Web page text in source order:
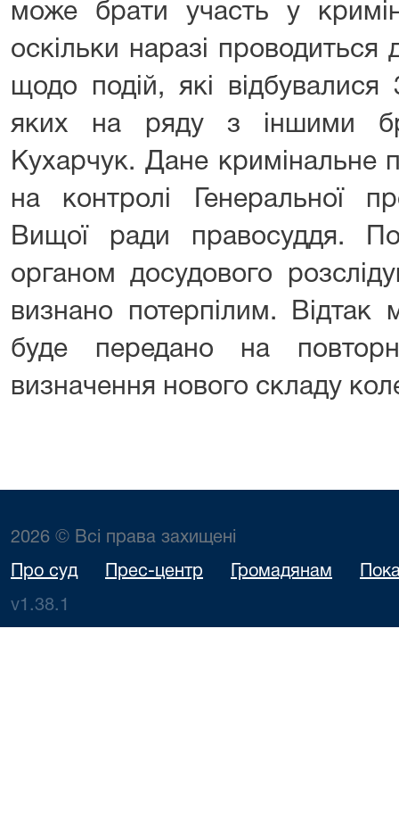
може брати участь у
оскільки наразі проводиться
щодо подій, які
яких на ряду з іншими
Кухарчук. Дане кримінальне
на контролі Генеральної
Вищої ради правосуддя.
органом досудового
визнано потерпілим. Відтак
буде передано на
визначення нового складу
2026 © Всі права захищені
Про суд Прес-центр Громадянам
v1.38.1